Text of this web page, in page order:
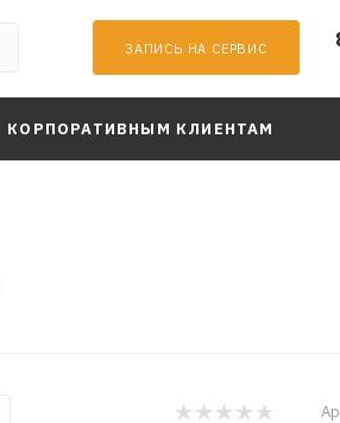
ЗАПИСЬ НА СЕРВИС
КОРПОРАТИВНЫМ КЛИЕНТАМ